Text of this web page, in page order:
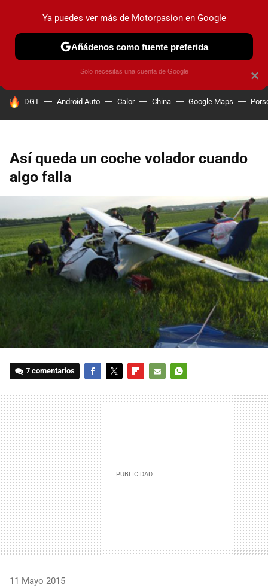
PRUEBAS COCHES ELÉCTRICOS OBSERVATORIO
HOY SE HABLA DE
DGT Android Auto Calor China Google Maps
Así queda un coche volador cuando
algo falla
7 comentarios
MAIL
11 Mayo 2015
×
Ya puedes ver más de Motorpasion en Google
Añádenos como fuente preferida
Solo necesitas una cuenta de Google